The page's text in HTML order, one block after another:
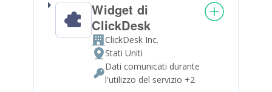
Widget di
ClickDesk
Azienda:
ClickDesk Inc.
Luogo
del
trattamento:
Stati Uniti
Dati
Dati comunicati durante
l'utilizzo del servizio +2